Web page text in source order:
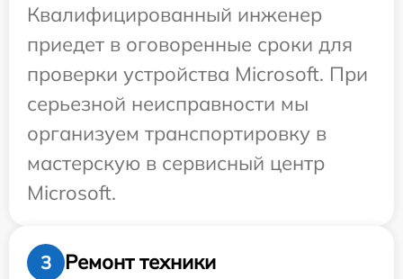
Квалифицированный инженер
приедет в оговоренные сроки для
проверки устройства Microsoft. При
серьезной неисправности мы
организуем транспортировку в
мастерскую в сервисный центр
Microsoft.
3
Ремонт техники